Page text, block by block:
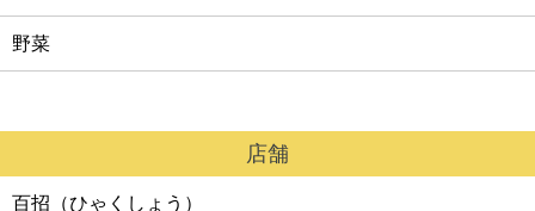
野菜
店舗
百招（ひゃくしょう）